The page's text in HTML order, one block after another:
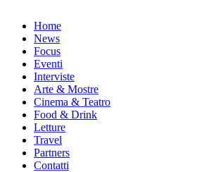
Home
News
Focus
Eventi
Interviste
Arte & Mostre
Cinema & Teatro
Food & Drink
Letture
Travel
Partners
Contatti